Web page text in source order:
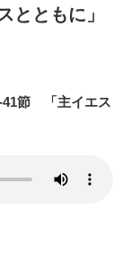
とともに」
41節 「主イエス